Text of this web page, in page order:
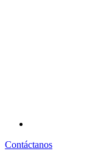
Contáctanos